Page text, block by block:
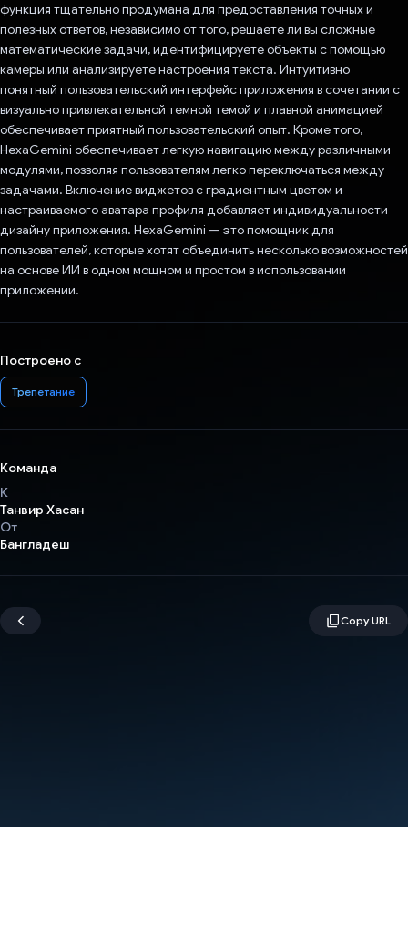
функция тщательно продумана для предоставления точных и
полезных ответов, независимо от того, решаете ли вы сложные
математические задачи, идентифицируете объекты с помощью
камеры или анализируете настроения текста. Интуитивно
понятный пользовательский интерфейс приложения в сочетании с
визуально привлекательной темной темой и плавной анимацией
обеспечивает приятный пользовательский опыт. Кроме того,
HexaGemini обеспечивает легкую навигацию между различными
модулями, позволяя пользователям легко переключаться между
задачами. Включение виджетов с градиентным цветом и
настраиваемого аватара профиля добавляет индивидуальности
дизайну приложения. HexaGemini — это помощник для
пользователей, которые хотят объединить несколько возможностей
на основе ИИ в одном мощном и простом в использовании
приложении.
Построено с
Трепетание
Команда
К
Танвир Хасан
От
Бангладеш